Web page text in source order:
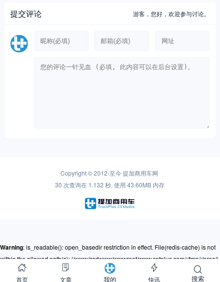
提交评论 游客，您好，欢迎参与讨论。
Copyright © 2012-至今提加商用车网
30 次查询在 1.132 秒, 使用 43.60MB 内存
首页 文章 我的 快讯 搜索
Warning: is_readable(): open_basedir restriction in effect. File(redis-cache) is not
within the allowed path(s): (/www/ssdwww/wwwroot/www.cntplus.com/:/tmp/:/proc/)
/www/ssdwww/wwwroot/www.cntplus.com/wp-content/themes/mnews-